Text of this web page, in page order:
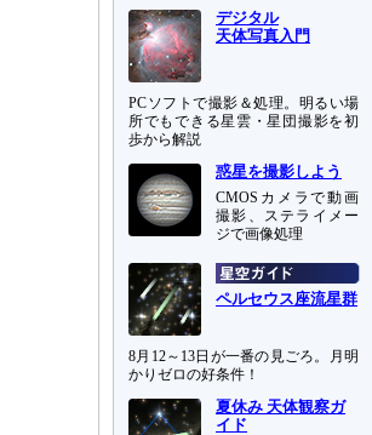
デジタル
天体写真入門
PCソフトで撮影＆処理。明るい場
所でもできる星雲・星団撮影を初
歩から解説
惑星を撮影しよう
CMOSカメラで動画
撮影、ステライメー
ジで画像処理
ペルセウス座流星群
8月12～13日が一番の見ごろ。月明
かりゼロの好条件！
夏休み 天体観察ガ
イド